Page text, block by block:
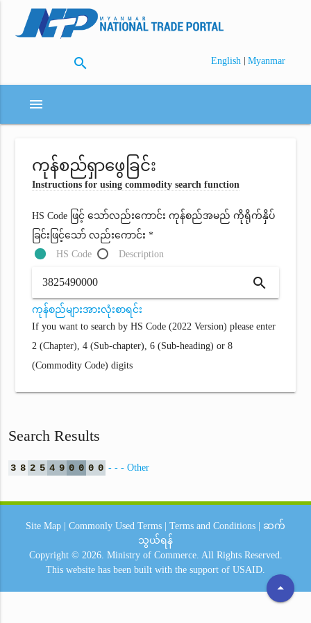
search English | Myanmar
menu
ကုန်စည်ရှာဖွေခြင်း
Instructions for using commodity search function
HS Code ဖြင့် သော်လည်းကောင်း ကုန်စည်အမည် ကိုရိုက်နှိပ်
ခြင်းဖြင့်သော် လည်းကောင်း *
HS Code
Description
search
ကုန်စည်များအားလုံးစာရင်း
If you want to search by HS Code (2022 Version) please enter
2 (Chapter), 4 (Sub-chapter), 6 (Sub-heading) or 8
(Commodity Code) digits
Search Results
3 8 2 5 4 9 0 0 0 0 - - - Other
arrow_drop_up
Site Map Commonly Used Terms Terms and Conditions
ဆက်
သွယ်ရန်
Copyright © 2026. Ministry of Commerce. All Rights Reserved.
This website has been built with the support of USAID.